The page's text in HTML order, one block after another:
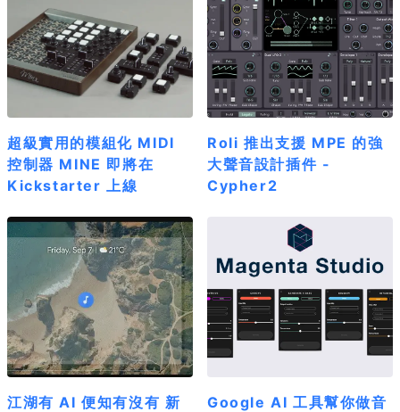
超級實用的模組化 MIDI
控制器 MINE 即將在
Kickstarter 上線
Roli 推出支援 MPE 的強
大聲音設計插件 -
Cypher2
江湖有 AI 便知有沒有 新
Google AI 工具幫你做音